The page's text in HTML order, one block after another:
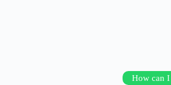
How can